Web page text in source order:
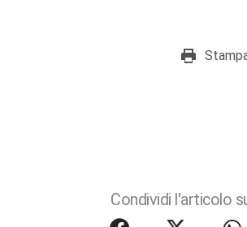
Condividi l'articolo